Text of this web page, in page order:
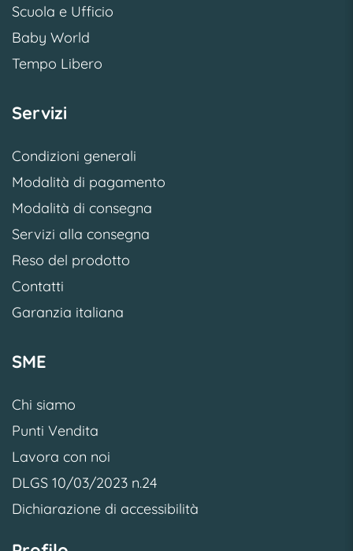
Scuola e Ufficio
Baby World
Tempo Libero
Servizi
Condizioni generali
Modalità di pagamento
Modalità di consegna
Servizi alla consegna
Reso del prodotto
Contatti
Garanzia italiana
SME
Chi siamo
Punti Vendita
Lavora con noi
DLGS 10/03/2023 n.24
Dichiarazione di accessibilità